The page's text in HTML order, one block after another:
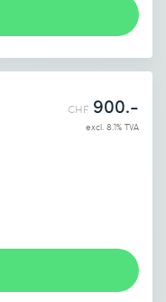
CHF 900.-
excl. 8.1% TVA